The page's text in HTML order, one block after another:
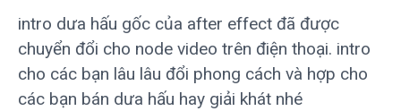
intro dưa hấu gốc của after effect đã được
chuyển đổi cho node video trên điện thoại. intro
cho các bạn lâu lâu đổi phong cách và hợp cho
các bạn bán dưa hấu hay giải khát nhé